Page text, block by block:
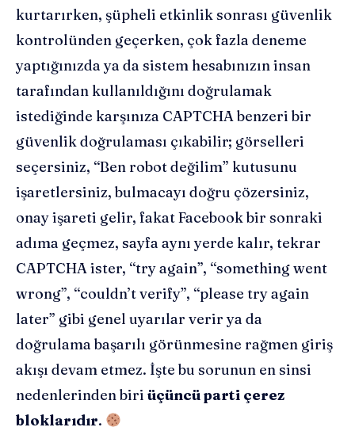
kurtarırken, şüpheli etkinlik sonrası güvenlik
kontrolünden geçerken, çok fazla deneme
yaptığınızda ya da sistem hesabınızın insan
tarafından kullanıldığını doğrulamak
istediğinde karşınıza CAPTCHA benzeri bir
güvenlik doğrulaması çıkabilir; görselleri
seçersiniz, “Ben robot değilim” kutusunu
işaretlersiniz, bulmacayı doğru çözersiniz,
onay işareti gelir, fakat Facebook bir sonraki
adıma geçmez, sayfa aynı yerde kalır, tekrar
CAPTCHA ister, “try again”, “something went
wrong”, “couldn’t verify”, “please try again
later” gibi genel uyarılar verir ya da
doğrulama başarılı görünmesine rağmen giriş
akışı devam etmez. İşte bu sorunun en sinsi
nedenlerinden biri üçüncü parti çerez
bloklarıdır.